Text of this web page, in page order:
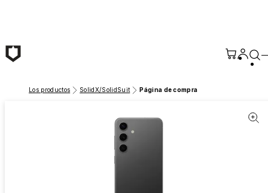
Los productos SolidX/SolidSuit Página de compra